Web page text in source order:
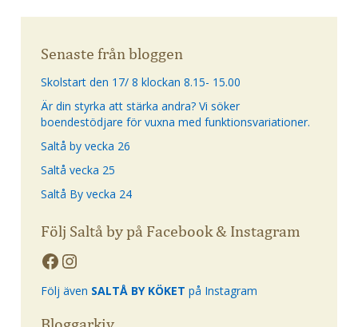
Senaste från bloggen
Skolstart den 17/ 8 klockan 8.15- 15.00
Är din styrka att stärka andra? Vi söker
boendestödjare för vuxna med funktionsvariationer.
Saltå by vecka 26
Saltå vecka 25
Saltå By vecka 24
Följ Saltå by på Facebook & Instagram
Följ även SALTÅ BY KÖKET på Instagram